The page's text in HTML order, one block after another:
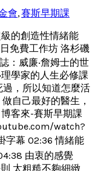
會,賽斯早期課
的創造性情緒能
免費工作坊 洛杉磯
：威廉‧詹姆士的世
學家的人生必修課
過，所以知道怎麼活
自己最好的醫生，
客來-賽斯早期課
watch?
字幕 02:36 情緒能
由衷的感覺
太粗糙不夠細緻